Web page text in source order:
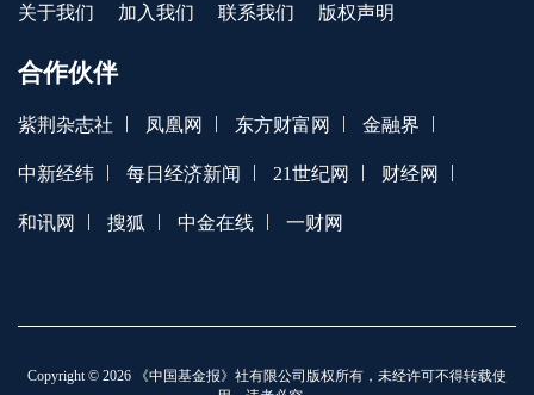
关于我们 加入我们 联系我们 版权声明
合作伙伴
紫荆杂志社 | 凤凰网 | 东方财富网 | 金融界 |
中新经纬 | 每日经济新闻 | 21世纪网 | 财经网 |
和讯网 | 搜狐 | 中金在线 | 一财网
Copyright © 2026 《中国基金报》社有限公司版权所有，未经许可不得转载使